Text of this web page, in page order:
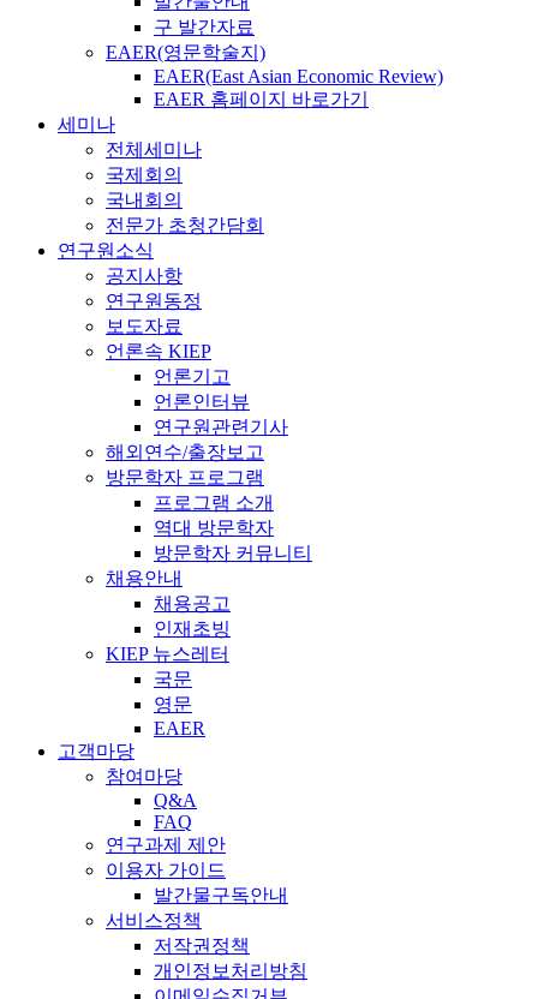
구 발간자료
EAER(영문학술지)
EAER(East Asian Economic Review)
EAER 홈페이지 바로가기
세미나
전체세미나
국제회의
국내회의
전문가 초청간담회
연구원소식
공지사항
연구원동정
보도자료
언론속 KIEP
언론기고
언론인터뷰
연구원관련기사
해외연수/출장보고
방문학자 프로그램
프로그램 소개
역대 방문학자
방문학자 커뮤니티
채용안내
채용공고
인재초빙
KIEP 뉴스레터
국문
영문
EAER
고객마당
참여마당
Q&A
FAQ
연구과제 제안
이용자 가이드
발간물구독안내
서비스정책
저작권정책
개인정보처리방침